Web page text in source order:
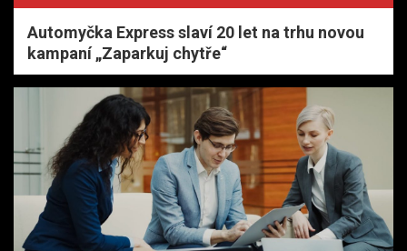
Automyčka Express slaví 20 let na trhu novou
kampaní „Zaparkuj chytře“